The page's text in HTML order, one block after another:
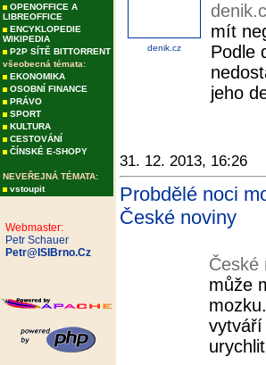
OPENOFFICE A
LIBREOFFICE
ENCYKLOPEDIE
WIKIPEDIA
P2P SÍTĚ BITTORRENT
všeobecná témata:
EKONOMIKA
OSOBNÍ FINANCE
PRÁVO
SPORT
KULTURA
CESTOVÁNÍ
ČÍNSKÉ E-SHOPY
NEVEŘEJNÁ TÉMATA:
vstoupit
Webmaster:
Petr Schauer
Petr@ISIBrno.Cz
denik.cz
mít
Podle
jeho
31. 12. 2013, 16:26
Probdělé noci
České noviny
České
může
vytváří